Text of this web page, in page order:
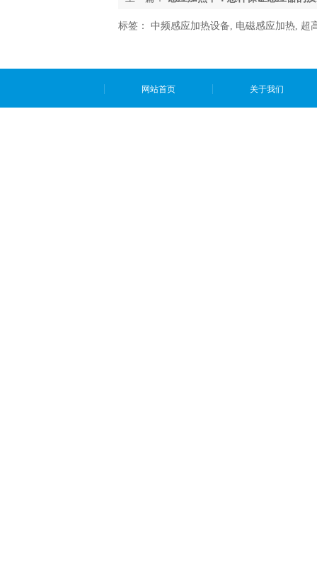
标签： 中频感应加热设备, 电磁感应加热, 超
网站首页 关于我们